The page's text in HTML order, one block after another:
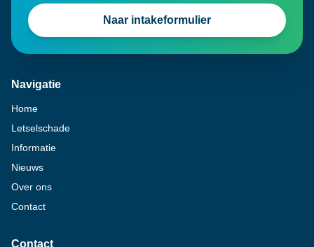
Naar intakeformulier
Navigatie
Home
Letselschade
Informatie
Nieuws
Over ons
Contact
Contact